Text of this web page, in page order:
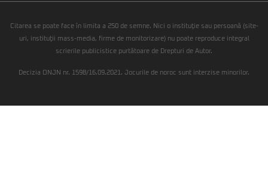
Citarea se poate face în limita a 250 de semne. Nici o instituţie sau persoană (site-
uri, instituţii mass-media, firme de monitorizare) nu poate reproduce integral
scrierile publicistice purtătoare de Drepturi de Autor.
Decizia ONJN nr. 1598/16.09.2021. Jocurile de noroc sunt interzise minorilor.